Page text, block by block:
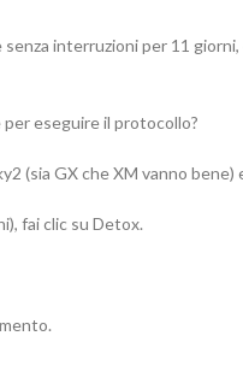
interruzioni per 11
eseguire il protocollo?
(sia GX che XM vanno
fai clic su Detox.